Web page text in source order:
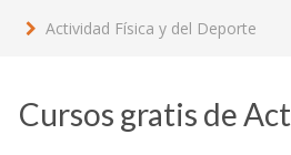
Actividad Física y del Deporte
Cursos gratis de